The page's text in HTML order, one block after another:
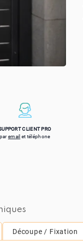
CLIENT PRO
paremail et téléphone
Découpe / Fixation